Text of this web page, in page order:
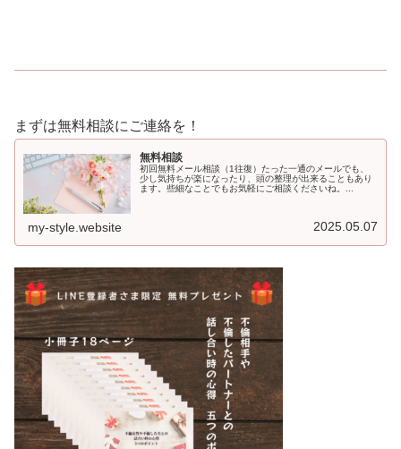
まずは無料相談にご連絡を！
無料相談
初回無料メール相談（1往復）たった一通のメールでも、
少し気持ちが楽になったり、頭の整理が出来ることもあり
ます。些細なことでもお気軽にご相談くださいね。...
my-style.website 2025.05.07